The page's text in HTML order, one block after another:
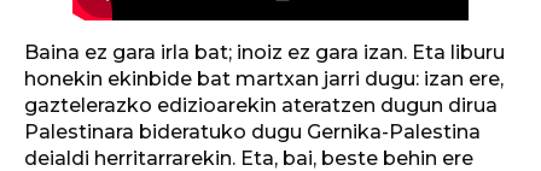
Baina ez gara irla bat; inoiz ez gara izan. Eta liburu
honekin ekinbide bat martxan jarri dugu: izan ere,
gaztelerazko edizioarekin ateratzen dugun dirua
Palestinara bideratuko dugu Gernika-Palestina
deialdi herritarrarekin. Eta, bai, beste behin ere